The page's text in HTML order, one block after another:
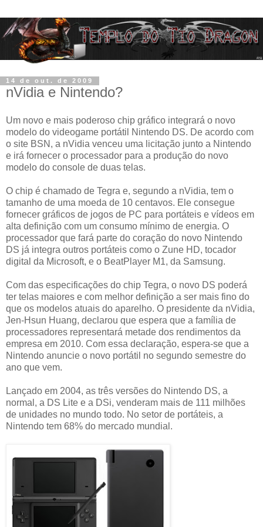
14 de out. de 2009
nVidia e Nintendo?
Um novo e mais poderoso chip gráfico integrará o novo
modelo do videogame portátil Nintendo DS. De acordo com
o site BSN, a nVidia venceu uma licitação junto a Nintendo
e irá fornecer o processador para a produção do novo
modelo do console de duas telas.
O chip é chamado de Tegra e, segundo a nVidia, tem o
tamanho de uma moeda de 10 centavos. Ele consegue
fornecer gráficos de jogos de PC para portáteis e vídeos em
alta definição com um consumo mínimo de energia. O
processador que fará parte do coração do novo Nintendo
DS já integra outros portáteis como o Zune HD, tocador
digital da Microsoft, e o BeatPlayer M1, da Samsung.
Com das especificações do chip Tegra, o novo DS poderá
ter telas maiores e com melhor definição a ser mais fino do
que os modelos atuais do aparelho. O presidente da nVidia,
Jen-Hsun Huang, declarou que espera que a família de
processadores representará metade dos rendimentos da
empresa em 2010. Com essa declaração, espera-se que a
Nintendo anuncie o novo portátil no segundo semestre do
ano que vem.
Lançado em 2004, as três versões do Nintendo DS, a
normal, a DS Lite e a DSi, venderam mais de 111 milhões
de unidades no mundo todo. No setor de portáteis, a
Nintendo tem 68% do mercado mundial.